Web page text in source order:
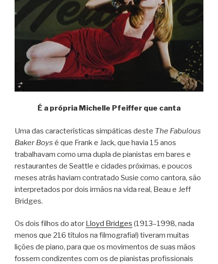
É a própria Michelle Pfeiffer que canta
Uma das características simpáticas deste The Fabulous
Baker Boys é que Frank e Jack, que havia 15 anos
trabalhavam como uma dupla de pianistas em bares e
restaurantes de Seattle e cidades próximas, e poucos
meses atrás haviam contratado Susie como cantora, são
interpretados por dois irmãos na vida real, Beau e Jeff
Bridges.
Os dois filhos do ator Lloyd Bridges (1913–1998, nada
menos que 216 títulos na filmografia!) tiveram muitas
lições de piano, para que os movimentos de suas mãos
fossem condizentes com os de pianistas profissionais